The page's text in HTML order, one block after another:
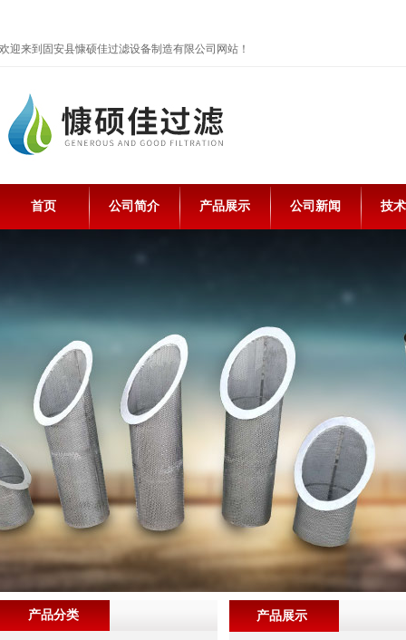
欢迎来到固安县慷硕佳过滤设备制造有限公司网站！
首页 公司简介 产品展示 公司新闻 技
产品展示
产品分类